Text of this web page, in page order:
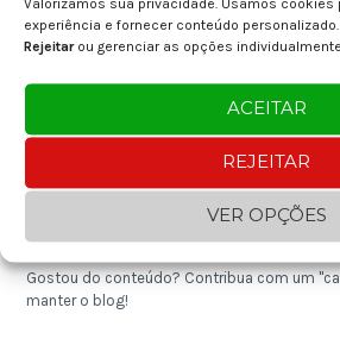
Valorizamos sua privacidade. Usamos cookies
experiência e fornecer conteúdo
Rejeitarou gerenciar as opções
ACEITAR
REJEITAR
VER OPÇÕES
Pilaf de Quinoa com Nozes
Enjoying the content? You can "buy me a
Gostou do conteúdo? Contribua com um
manter o blog!